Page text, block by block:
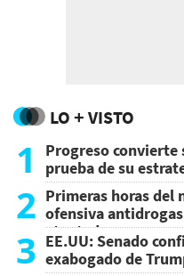
LO + VISTO
1
Progreso convierte
prueba de su
2 Primeras horas del
ofensiva
atentado
3 EE.UU: Senado
exabogado de